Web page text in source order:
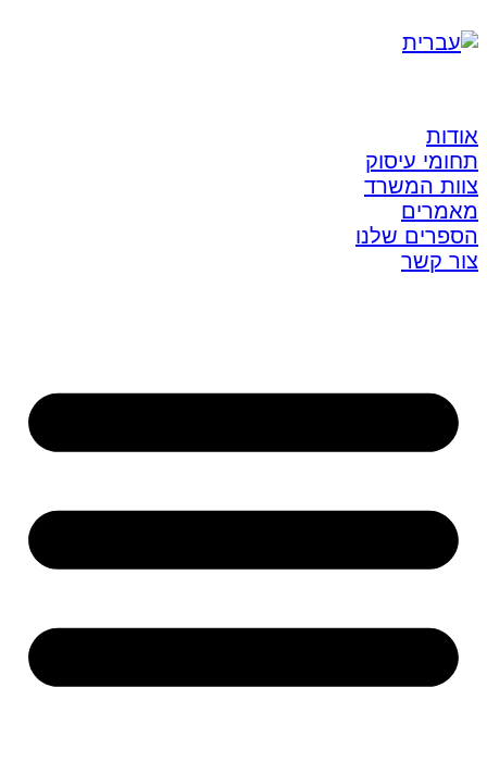
אודות
תחומי עיסוק
צוות המשרד
מאמרים
הספרים שלנו
צור קשר